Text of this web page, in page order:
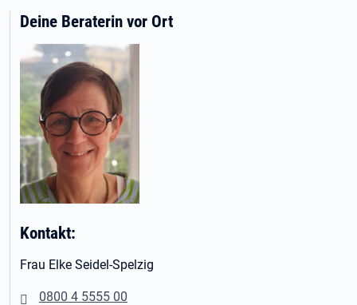
Deine Beraterin vor Ort
Kontakt:
Frau Elke Seidel-Spelzig
0800 4 5555 00